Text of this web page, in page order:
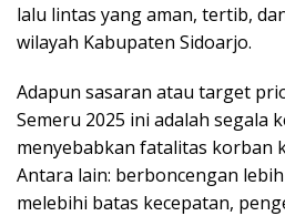
lalu lintas yang aman, tertib,
wilayah Kabupaten Sidoarjo.
Adapun sasaran atau target
Semeru 2025 ini adalah segala
menyebabkan fatalitas korban
Antara lain: berboncengan
melebihi batas kecepatan,